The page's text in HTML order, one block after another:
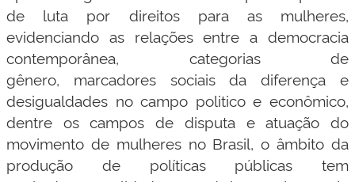
de luta por direitos para as mulheres,
evidenciando as relações entre a democracia
contemporânea, categorias de
gênero, marcadores sociais da diferença e
desigualdades no campo politico e econômico,
dentre os campos de disputa e atuação do
movimento de mulheres no Brasil, o âmbito da
produção de políticas públicas tem